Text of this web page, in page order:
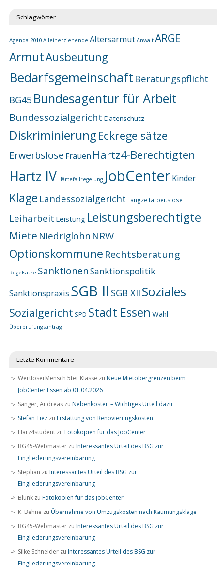
Schlagwörter
Agenda 2010 Alleinerziehende Altersarmut Anwalt ARGE
ArmutAusbeutung
Bedarfsgemeinschaft Beratungspflicht
BG45 Bundesagentur für Arbeit
Bundessozialgericht Datenschutz
DiskriminierungEckregelsätze
Erwerbslose Frauen Hartz4-Berechtigten
Hartz IV Härtefallregelung JobCenter Kinder
Klage Landessozialgericht Langzeitarbeitslose
Leiharbeit Leistung Leistungsberechtigte
Miete Niedriglohn NRW
Optionskommune Rechtsberatung
Regelsätze SanktionenSanktionspolitik
Sanktionspraxis SGB II SGB XII Soziales
Sozialgericht SPD Stadt Essen Wahl
Überprüfungsantrag
Letzte Kommentare
WertloserMensch 5ter Klasse zu Neue Mietobergrenzen beim
JobCenter Essen ab 01.04.2026
Sänger, Andreas zu Nebenkosten – Wichtiges Urteil dazu
Stefan Tiez zu Erstattung von Renovierungskosten
Harz4student zu Fotokopien für das JobCenter
BG45-Webmaster zu Interessantes Urteil des BSG zur
Eingliederungsvereinbarung
Stephan zu Interessantes Urteil des BSG zur
Eingliederungsvereinbarung
Blunk zu Fotokopien für das JobCenter
K. Behne zu Übernahme von Umzugskosten nach Räumungsklage
BG45-Webmaster zu Interessantes Urteil des BSG zur
Eingliederungsvereinbarung
Silke Schneider zu Interessantes Urteil des BSG zur
Eingliederungsvereinbarung